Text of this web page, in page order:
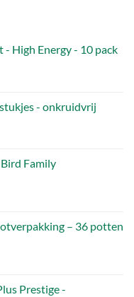
High Energy - 10 pack
- onkruidvrij
Family
– 36 potten
Prestige -